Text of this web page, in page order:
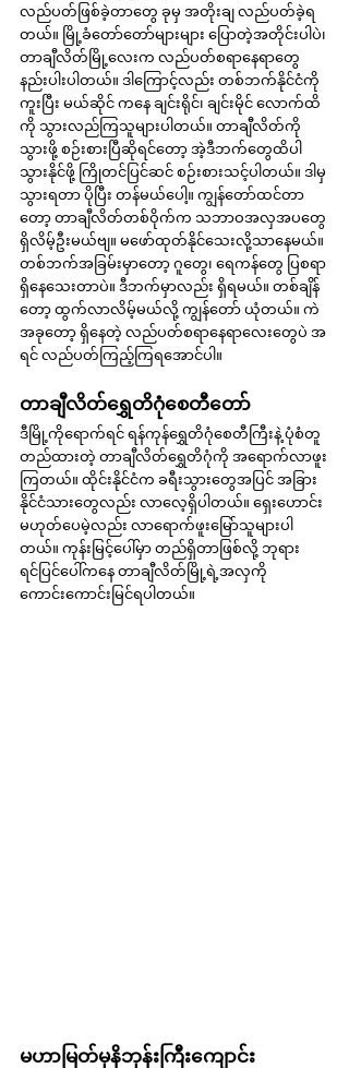
လည်ပတ်ဖြစ်ခဲ့တာတွေ ခုမှ အတိုးချ လည်ပတ်ခဲ့ရ
တယ်။ မြို့ခံတော်တော်များများ ပြောတဲ့အတိုင်းပါပဲ၊
တာချီလိတ်မြို့လေးက လည်ပတ်စရာနေရာတွေ
နည်းပါးပါတယ်။ ဒါကြောင့်လည်း တစ်ဘက်နိုင်ငံကို
ကူးပြီး မယ်ဆိုင် ကနေ ချင်းရိုင်၊ ချင်းမိုင် လောက်ထိ
ကို သွားလည်ကြသူများပါတယ်။ တာချီလိတ်ကို
သွားဖို့ စဉ်းစားပြီဆိုရင်တော့ အဲ့ဒီဘက်တွေထိပါ
သွားနိုင်ဖို့ ကြိုတင်ပြင်ဆင် စဉ်းစားသင့်ပါတယ်။ ဒါမှ
သွားရတာ ပိုပြီး တန်မယ်ပေါ့။ ကျွန်တော်ထင်တာ
တော့ တာချီလိတ်တစ်ဝိုက်က သဘာဝအလှအပတွေ
ရှိလိမ့်ဦးမယ်ဗျ။ မဖော်ထုတ်နိုင်သေးလို့သာနေမယ်။
တစ်ဘက်အခြမ်းမှာတော့ ဂူတွေ၊ ရေကန်တွေ ပြစရာ
ရှိနေသေးတာပဲ။ ဒီဘက်မှာလည်း ရှိရမယ်။ တစ်ချိန်
တော့ ထွက်လာလိမ့်မယ်လို့ ကျွန်တော် ယုံတယ်။ ကဲ
အခုတော့ ရှိနေတဲ့ လည်ပတ်စရာနေရာလေးတွေပဲ အ
ရင် လည်ပတ်ကြည့်ကြရအောင်ပါ။
တာချီလိတ်ရွှေတိဂုံစေတီတော်
ဒီမြို့ကိုရောက်ရင် ရန်ကုန်ရွှေတိဂုံစေတီကြီးနဲ့ ပုံစံတူ
တည်ထားတဲ့ တာချီလိတ်ရွှေတိဂုံကို အရောက်လာဖူး
ကြတယ်။ ထိုင်းနိုင်ငံက ခရီးသွားတွေအပြင် အခြား
နိုင်ငံသားတွေလည်း လာလေ့ရှိပါတယ်။ ရှေးဟောင်း
မဟုတ်ပေမဲ့လည်း လာရောက်ဖူးမြော်သူများပါ
တယ်။ ကုန်းမြင့်ပေါ်မှာ တည်ရှိတာဖြစ်လို့ ဘုရား
ရင်ပြင်ပေါ်ကနေ တာချီလိတ်မြို့ရဲ့အလှကို
ကောင်းကောင်းမြင်ရပါတယ်။
မဟာမြတ်မုနိဘုန်းကြီးကျောင်း